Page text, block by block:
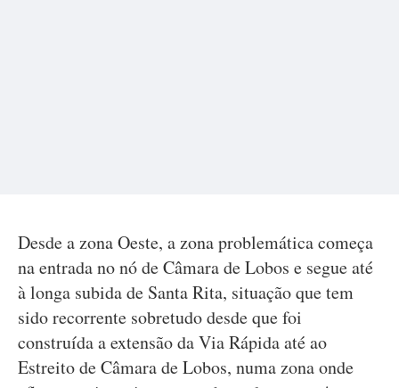
Desde a zona Oeste, a zona problemática começa
na entrada no nó de Câmara de Lobos e segue até
à longa subida de Santa Rita, situação que tem
sido recorrente sobretudo desde que foi
construída a extensão da Via Rápida até ao
Estreito de Câmara de Lobos, numa zona onde